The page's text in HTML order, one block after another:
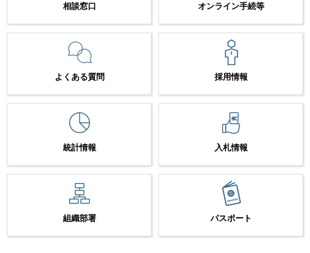
相談窓口 オンライン手続等
よくある質問 採用情報
統計情報 入札情報
組織部署 パスポート